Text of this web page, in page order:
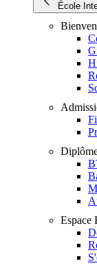
École
Espace